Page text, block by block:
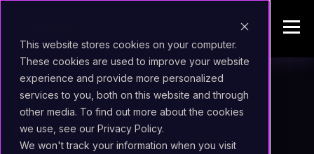
This website stores cookies on your computer.
These cookies are used to improve your website
experience and provide more personalized
services to you, both on this website and through
other media. To find out more about the cookies
we use, see our Privacy Policy.
We won't track your information when you visit
L'IA en production.
Pas en POC.